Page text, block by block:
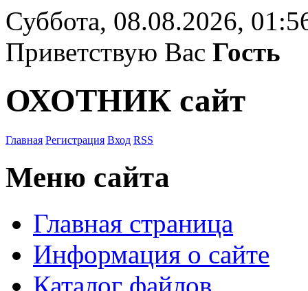
Суббота, 08.08.2026,
Приветствую Вас Гость
ОХОТНИК сайт
Главная Регистрация Вход RSS
Меню сайта
Главная страница
Информация о сайте
Каталог файлов